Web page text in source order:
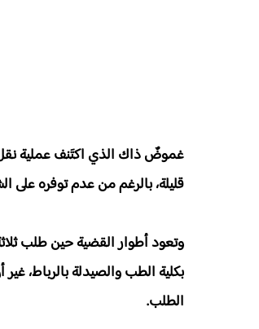
غموضٌ ذاك الذي اكتَنف عملية
قليلة، بالرغم من عدم توفره على
وتعود أطوار القضية حين طلب
بكلية الطب والصيدلة بالرباط،
الطلب.